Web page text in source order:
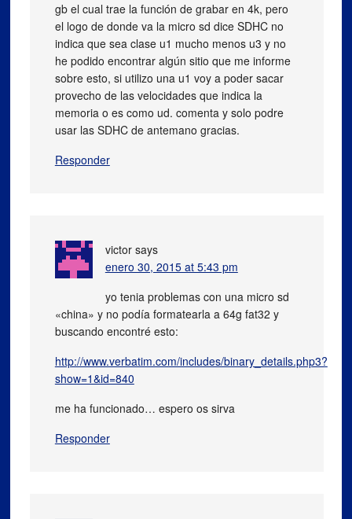
gb el cual trae la función de grabar en 4k, pero
el logo de donde va la micro sd dice SDHC no
indica que sea clase u1 mucho menos u3 y no
he podido encontrar algún sitio que me informe
sobre esto, si utilizo una u1 voy a poder sacar
provecho de las velocidades que indica la
memoria o es como ud. comenta y solo podre
usar las SDHC de antemano gracias.
Responder
victor says
enero 30, 2015 at 5:43 pm
yo tenia problemas con una micro sd
«china» y no podía formatearla a 64g fat32 y
buscando encontré esto:
http://www.verbatim.com/includes/binary_details.php3?
show=1&id=840
me ha funcionado… espero os sirva
Responder